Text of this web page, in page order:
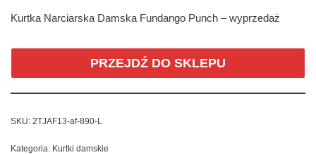
Kurtka Narciarska Damska Fundango Punch – wyprzedaż
PRZEJDŹ DO SKLEPU
SKU: 2TJAF13-af-890-L
Kategoria: Kurtki damskie